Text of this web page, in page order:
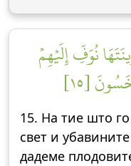
نُوَفِّ إِلَيۡهِمۡ
[١٥]
15. На тие што
свет и
дадеме